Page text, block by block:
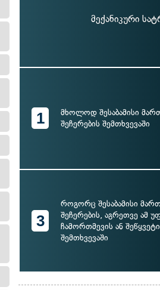
მექანიკური
1
მხოლოდ შესაბამისი
შეჩერების შემთხვევაში
3
როგორც შესაბამისი
შეჩერების, აგრეთვე ამ
ჩამორთმევის ან
შემთხვევაში